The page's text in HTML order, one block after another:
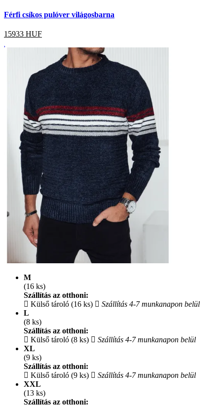
Férfi csíkos pulóver világosbarna
15933 HUF
M
(16 ks)
Szállítás az otthoni:
Külső tároló (16 ks)
Szállítás 4-7 munkanapon belül
L
(8 ks)
Szállítás az otthoni:
Külső tároló (8 ks)
Szállítás 4-7 munkanapon belül
XL
(9 ks)
Szállítás az otthoni:
Külső tároló (9 ks)
Szállítás 4-7 munkanapon belül
XXL
(13 ks)
Szállítás az otthoni: